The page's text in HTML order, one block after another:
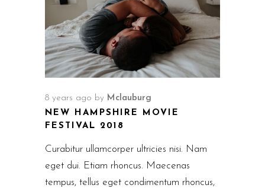
8 years ago by Mclauburg
NEW HAMPSHIRE MOVIE
FESTIVAL 2018
Curabitur ullamcorper ultricies nisi. Nam
eget dui. Etiam rhoncus. Maecenas
tempus, tellus eget condimentum rhoncus,